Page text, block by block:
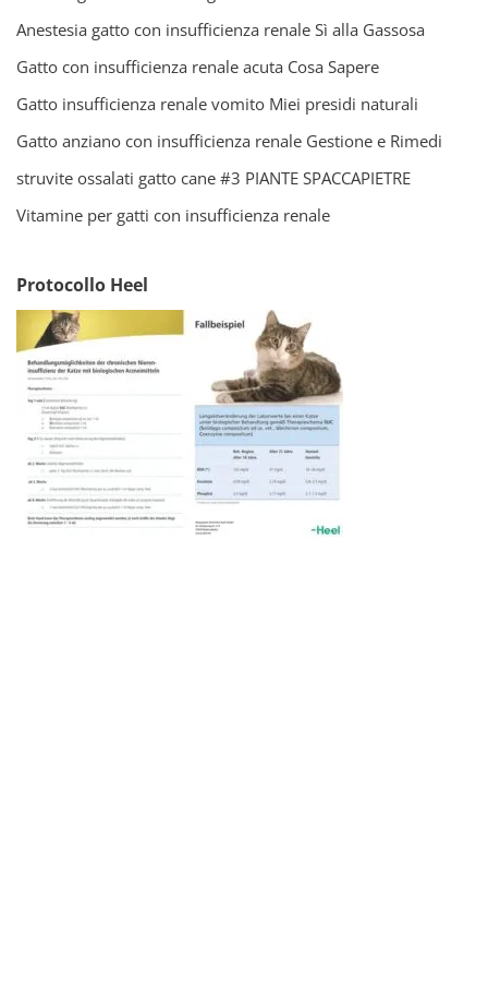
Anestesia gatto con insufficienza renale Sì alla Gassosa
Gatto con insufficienza renale acuta Cosa Sapere
Gatto insufficienza renale vomito Miei presidi naturali
Gatto anziano con insufficienza renale Gestione e Rimedi
struvite ossalati gatto cane #3 PIANTE SPACCAPIETRE
Vitamine per gatti con insufficienza renale
Protocollo Heel